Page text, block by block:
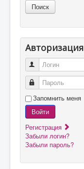
Авторизация
Логин
Пароль
Запомнить меня
Войти
Регистрация
Забыли логин?
Забыли пароль?